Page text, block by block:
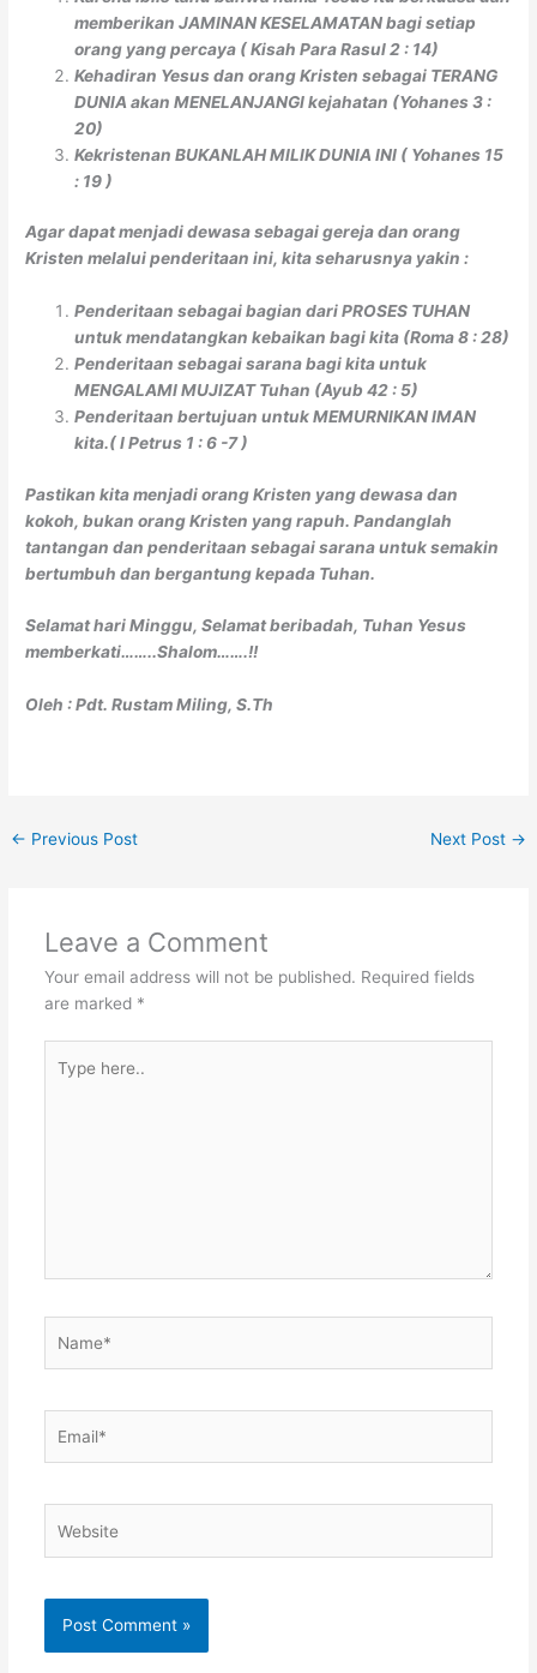
memberikan JAMINAN KESELAMATAN bagi setiap
orang yang percaya ( Kisah Para Rasul 2 : 14)
Kehadiran Yesus dan orang Kristen sebagai TERANG
DUNIA akan MENELANJANGI kejahatan (Yohanes 3 :
20)
Kekristenan BUKANLAH MILIK DUNIA INI ( Yohanes 15
: 19 )
Agar dapat menjadi dewasa sebagai gereja dan orang
Kristen melalui penderitaan ini, kita seharusnya yakin :
Penderitaan sebagai bagian dari PROSES TUHAN
untuk mendatangkan kebaikan bagi kita (Roma 8 : 28)
Penderitaan sebagai sarana bagi kita untuk
MENGALAMI MUJIZAT Tuhan (Ayub 42 : 5)
Penderitaan bertujuan untuk MEMURNIKAN IMAN
kita.( I Petrus 1 : 6 -7 )
Pastikan kita menjadi orang Kristen yang dewasa dan
kokoh, bukan orang Kristen yang rapuh. Pandanglah
tantangan dan penderitaan sebagai sarana untuk semakin
bertumbuh dan bergantung kepada Tuhan.
Selamat hari Minggu, Selamat beribadah, Tuhan Yesus
memberkati……..Shalom…….!!
Oleh :Pdt. Rustam Miling, S.Th
← Previous Post Next Post →
Leave a Comment
Your email address will not be published. Required fields
are marked *
here..